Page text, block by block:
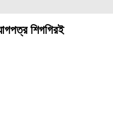
শিগগিরই